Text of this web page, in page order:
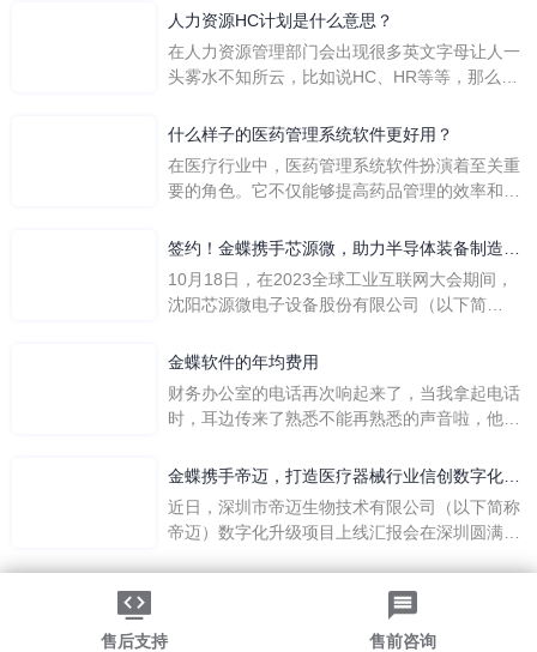
售后支持 售前咨询
人力资源HC计划是什么意思？
在人力资源管理部门会出现很多英文字母让人一
头雾水不知所云，比如说HC、HR等等，那么它
么呢？
什么样子的医药管理系统软件更好用？
在医疗行业中，医药管理系统软件扮演着至关重
要的角色。它不仅能够提高药品管理的效率和准
一个好用的医药管理系统软件应具备以下特点。
地进行操作。 复杂的
签约！金蝶携手芯源微，助力半导体装备制造领
先企业迈向世界
10月18日，在2023全球工业互联网大会期间，
沈阳芯源微电子设备股份有限公司（以下简
下简称“金蝶”）在辽宁沈阳签署战略合作协议。
营管控平台，从而实现公司产研一体化、业财一
体化，提升公司整体业务水平。
金蝶软件的年均费用
财务办公室的电话再次响起来了，当我拿起电话
时，耳边传来了熟悉不能再熟悉的声音啦，他就
软件过程中遇到任何问题，我都可以获得金蝶服
一年的使用时间已经到了。我们公司用的是金蝶
KIS系列的标准版，一年的服务费是1000元/年。
刚看到这个1000元这个数字的时候，你是不是也
觉得有点高了，但是在一年的使用的过程中还有
金蝶后台提供人工服务价值来说，我们还是很划
算的。所以每年对金蝶软件的采购已经成为我们
金蝶携手帝迈，打造医疗器械行业信创数字化标
杆
近日，深圳市帝迈生物技术有限公司（以下简称
帝迈）数字化升级项目上线汇报会在深圳圆满召
©2026金蝶软件（中国）有限公司
粤ICP备05041751号
粤公网安备 44030502002324号